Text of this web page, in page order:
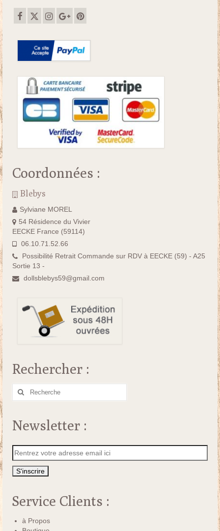
Coordonnées :
Blebys
Sylviane MOREL
54 Résidence du Vivier
EECKE France (59114)
06.10.71.52.66
Possibilité Retrait Commande sur RDV à EECKE (59) - A25
Sortie 13 -
dollsblebys59@gmail.com
Rechercher :
Rechercher
Newsletter :
Service Clients :
à Propos